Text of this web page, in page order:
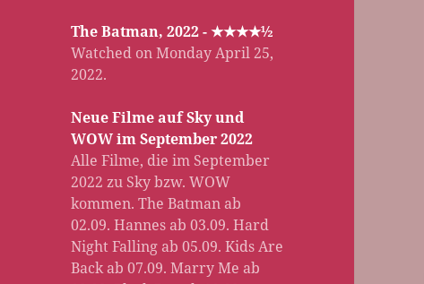
The Batman, 2022 - ★★★★½
Watched on Monday April 25,
2022.
Neue Filme auf Sky und
WOW im September 2022
Alle Filme, die im September
2022 zu Sky bzw. WOW
kommen. The Batman ab
02.09. Hannes ab 03.09. Hard
Night Falling ab 05.09. Kids Are
Back ab 07.09. Marry Me ab